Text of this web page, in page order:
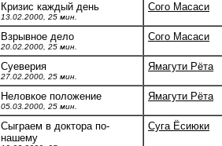
Кризис каждый день
13.02.2000, 25 мин.
Сого Масаси
Взрывное дело
20.02.2000, 25 мин.
Сого Масаси
Суеверия
27.02.2000, 25 мин.
Ямагути Рёта
Неловкое положение
05.03.2000, 25 мин.
Ямагути Рёта
Сыграем в доктора по-
нашему
Суга Ёсиюки